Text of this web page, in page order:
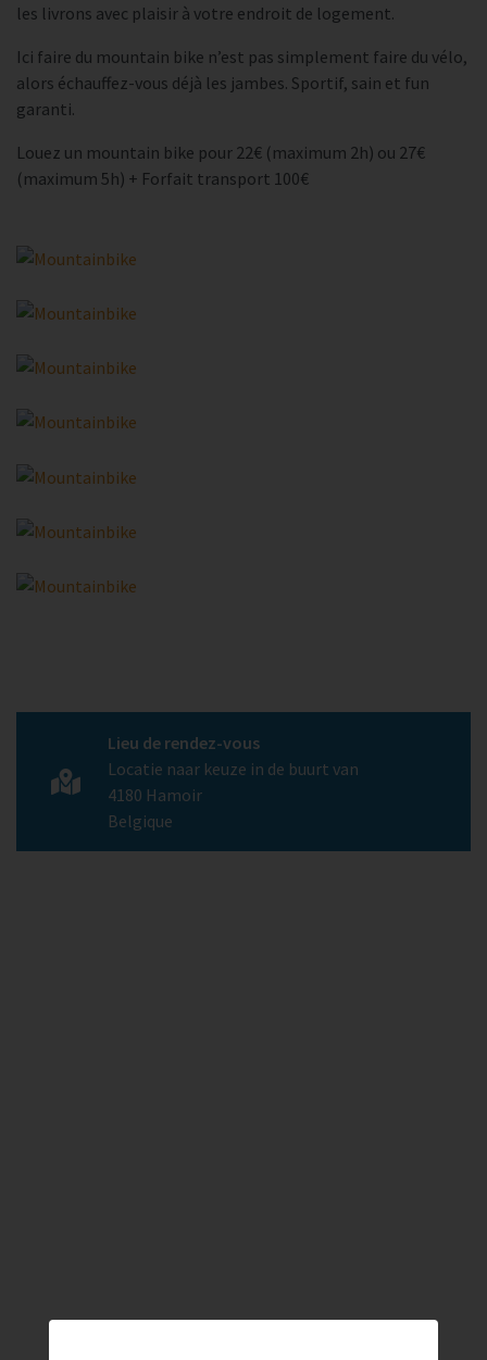
les livrons avec plaisir à votre endroit de logement.
Ici faire du mountain bike n’est pas simplement faire du vélo,
alors échauffez-vous déjà les jambes. Sportif, sain et fun
garanti.
Louez un mountain bike pour 22€ (maximum 2h) ou 27€
(maximum 5h) + Forfait transport 100€
Lieu de rendez-vous
Locatie naar keuze in de buurt van
4180 Hamoir
Belgique